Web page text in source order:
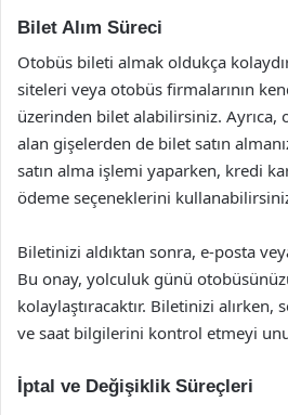
Bilet Alım Süreci
Otobüs bileti almak oldukça
siteleri veya otobüs firmalarının
üzerinden bilet alabilirsiniz.
alan gişelerden de bilet satın
satın alma işlemi yaparken, kredi
ödeme seçeneklerini
Biletinizi aldıktan sonra, e-posta
Bu onay, yolculuk günü
kolaylaştıracaktır. Biletinizi alırken,
ve saat bilgilerini kontrol etmeyi
İptal ve Değişiklik Süreçleri